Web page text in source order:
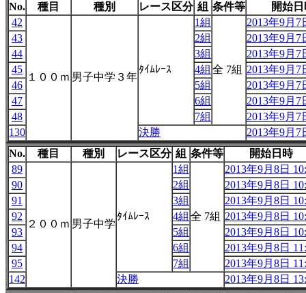
No.
種目 種別 レース区分 組 条件等
開始
42
１００ｍ 男子中学３年
ﾀｲﾑﾚｰｽ
1組
全 7組
2013年9月7
43
2組
2013年9月7
44
3組
2013年9月7
45
4組
2013年9月7
46
5組
2013年9月7
47
6組
2013年9月7
48
7組
2013年9月7
130
決勝
2013年9月7
No.
種目 種別 レース区分 組 条件等
開始日時
89
２００ｍ 男子中学
ﾀｲﾑﾚｰｽ
1組
全 7組
2013年9月8日
90
2組
2013年9月8日
91
3組
2013年9月8日
92
4組
2013年9月8日
93
5組
2013年9月8日
94
6組
2013年9月8日
95
7組
2013年9月8日
142
決勝
2013年9月8日